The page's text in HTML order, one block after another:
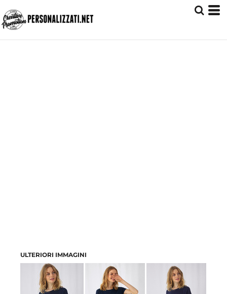
ULTERIORI IMMAGINI